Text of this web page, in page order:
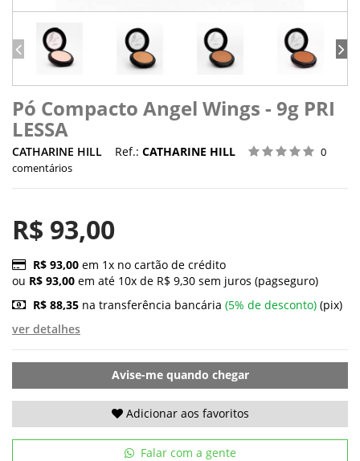
Pó Compacto Angel Wings - 9g PRI
LESSA
CATHARINE HILL Ref.: CATHARINE HILL
0
comentários
R$ 93,00
R$ 93,00 em 1x no cartão de crédito
ou R$ 93,00 em até 10x de R$ 9,30 sem juros (pagseguro)
R$ 88,35 na transferência bancária (5% de desconto) (pix)
ver detalhes
Avise-me quando chegar
Adicionar aos favoritos
Falar com a gente